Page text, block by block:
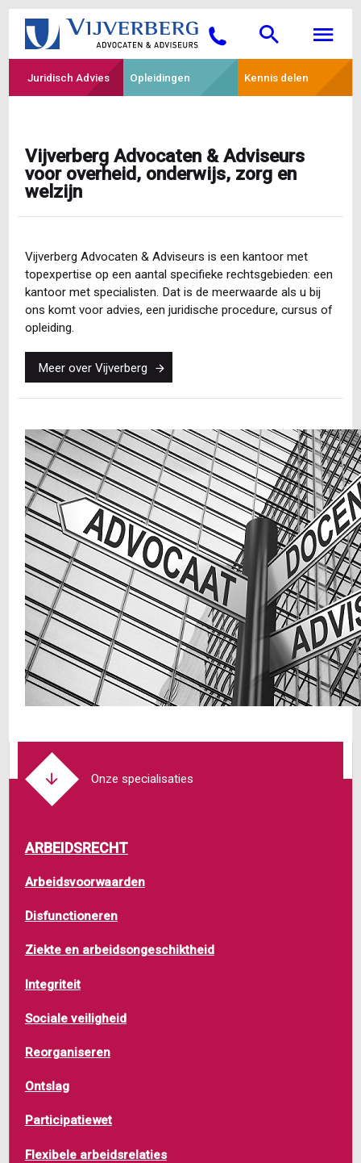
Overslaan
de
inhoud
gaan
Juridisch Advies Opleidingen Kennis delen
Bellen Search
Vijverberg Advocaten & Adviseurs
voor overheid, onderwijs, zorg en
welzijn
Vijverberg Advocaten & Adviseurs is een kantoor met
topexpertise op een aantal specifieke rechtsgebieden: een
kantoor met specialisten. Dat is de meerwaarde als u bij
ons komt voor advies, een juridische procedure, cursus of
opleiding.
Meer over Vijverberg
Onze specialisaties
ARBEIDSRECHT
Arbeidsvoorwaarden
Disfunctioneren
Ziekte en arbeidsongeschiktheid
Integriteit
Sociale veiligheid
Reorganiseren
Ontslag
Participatiewet
Flexibele arbeidsrelaties